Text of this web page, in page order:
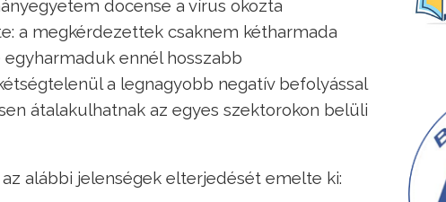
docense a vírus okozta
a megkérdezettek csaknem kétharmada
ennél hosszabb
a legnagyobb negatív befolyással
átalakulhatnak az egyes szektorokon belüli
alábbi jelenségek elterjedését emelte ki: